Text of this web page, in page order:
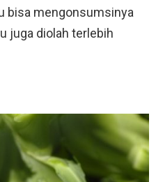
bisa mengonsumsinya
juga diolah terlebih